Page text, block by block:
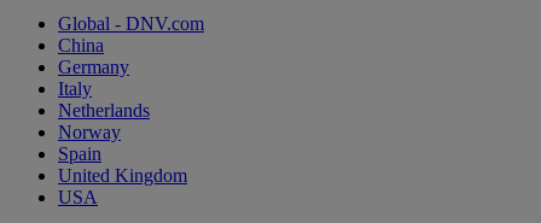
Global - DNV.com
China
Germany
Italy
Netherlands
Norway
Spain
United Kingdom
USA